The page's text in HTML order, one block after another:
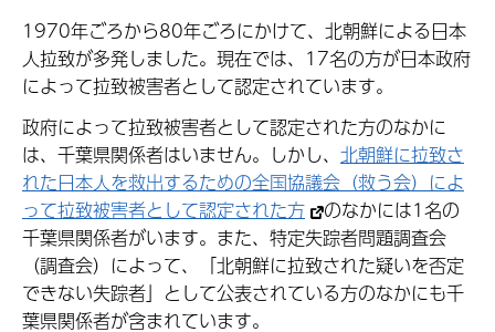
1970年ごろから80年ごろにかけて、北朝鮮による日本
人拉致が多発しました。現在では、17名の方が日本政府
によって拉致被害者として認定されています。
政府によって拉致被害者として認定された方のなかに
は、千葉県関係者はいません。しかし、 北朝鮮に拉致さ
れた日本人を救出するための全国協議会（救う会）によ
って拉致被害者として認定された方
のなかには1名の
千葉県関係者がいます。また、特定失踪者問題調査会
（調査会）によって、「北朝鮮に拉致された疑いを否定
できない失踪者」として公表されている方のなかにも千
葉県関係者が含まれています。